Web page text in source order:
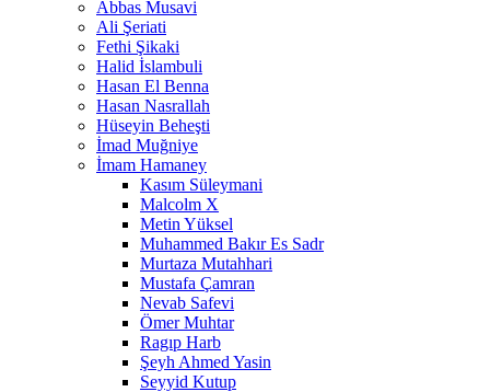
Abbas Musavi
Ali Şeriati
Fethi Şikaki
Halid İslambuli
Hasan El Benna
Hasan Nasrallah
Hüseyin Beheşti
İmad Muğniye
İmam Hamaney
Kasım Süleymani
Malcolm X
Metin Yüksel
Muhammed Bakır Es Sadr
Murtaza Mutahhari
Mustafa Çamran
Nevab Safevi
Ömer Muhtar
Ragıp Harb
Şeyh Ahmed Yasin
Seyyid Kutup